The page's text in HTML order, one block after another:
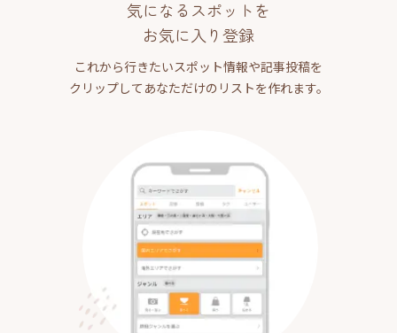
気になるスポットを
お気に入り登録
これから行きたいスポット情報や記事投稿を
クリップしてあなただけのリストを作れます。